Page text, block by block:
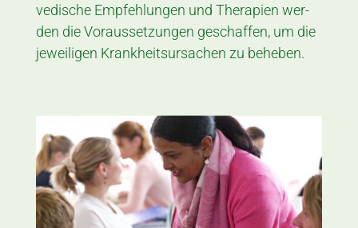
vedische Em­pfehl­ungen und Thera­pien wer­
den die Voraus­setzungen geschaf­fen, um die
je­weiligen Krank­heitsur­sachen zu beheben.